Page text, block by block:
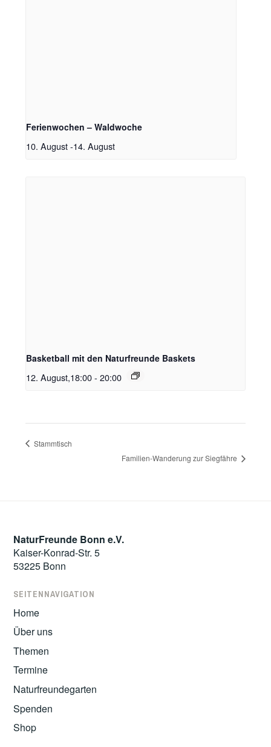
Ferienwochen – Waldwoche
10. August -14. August
Basketball mit den Naturfreunde Baskets
12. August,18:00 - 20:00
Stammtisch
Familien-Wanderung zur Siegfähre
NaturFreunde Bonn e.V.
Kaiser-Konrad-Str. 5
53225 Bonn
SEITENNAVIGATION
Home
Über uns
Themen
Termine
Naturfreundegarten
Spenden
Shop